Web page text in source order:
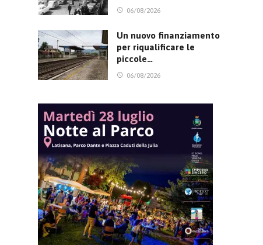
06/08/2026
Un nuovo finanziamento
per riqualificare le
piccole…
06/08/2026